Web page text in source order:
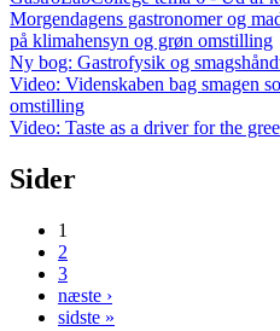
Morgendagens gastronomer og
på klimahensyn og grøn omstilling
Ny bog: Gastrofysik og
Video: Videnskaben bag smagen
omstilling
Video: Taste as a driver for the
Sider
1
2
3
næste ›
sidste »